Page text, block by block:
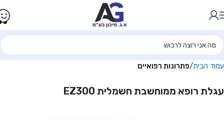
עמוד הבית פתרונות רפואיים
עגלת רופא ממוחשבת חשמלית EZ300